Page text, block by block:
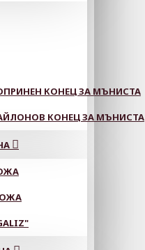
КОНЕЦ ЗА МЪНИСТА
КОНЕЦ ЗА МЪНИСТА